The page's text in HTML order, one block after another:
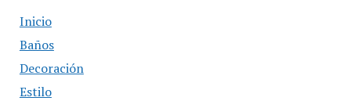
Inicio
Baños
Decoración
Estilo